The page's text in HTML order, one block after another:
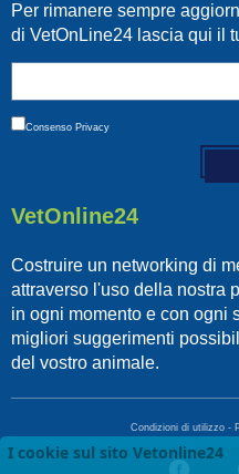
Per rimanere sempre
di VetOnLine24 lascia qui il
Consenso Privacy
VetOnline24
Costruire un networking di
attraverso l'uso della nostra
in ogni momento e con ogni
migliori suggerimenti
del vostro animale.
Condizioni di utilizzo-
I cookie sul sito Vetonline24